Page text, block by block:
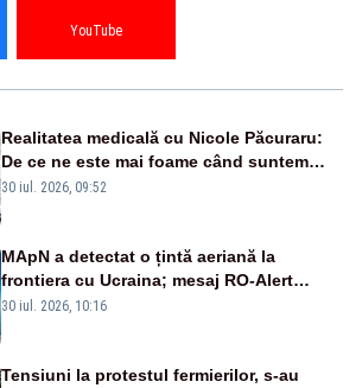
YouTube
Realitatea medicală cu Nicole Păcuraru:
De ce ne este mai foame când suntem
obosiți?
30 iul. 2026, 09:52
MApN a detectat o țintă aeriană la
frontiera cu Ucraina; mesaj RO-Alert
transmis în județul Tulcea
30 iul. 2026, 10:16
Tensiuni la protestul fermierilor, s-au